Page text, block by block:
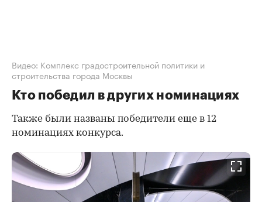
Видео: Комплекс градостроительной политики и
строительства города Москвы
Кто победил в других номинациях
Также были названы победители еще в 12
номинациях конкурса.